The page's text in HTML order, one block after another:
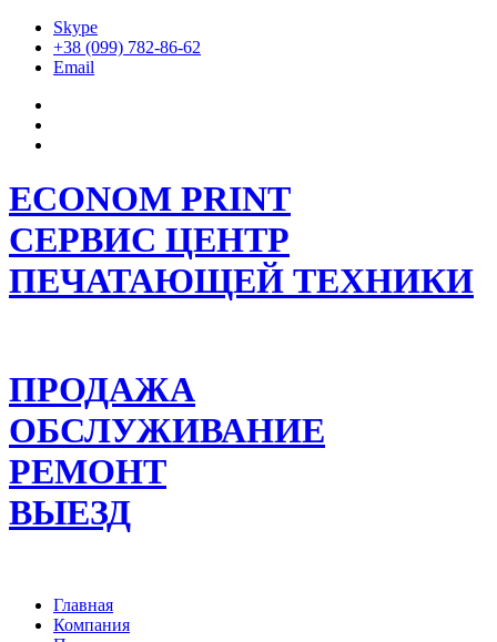
Skype
+38 (099) 782-86-62
Email
ECONOM PRINT
СЕРВИС ЦЕНТР
ПЕЧАТАЮЩЕЙ ТЕХНИКИ
ПРОДАЖА
ОБСЛУЖИВАНИЕ
РЕМОНТ
ВЫЕЗД
Главная
Компания